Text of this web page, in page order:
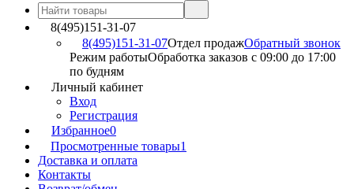
8(495)151-31-07
8(495)151-31-07Отдел продажОбратный звонок
Режим работыОбработка заказов с 09:00 до 17:00
по будням
Личный кабинет
Вход
Регистрация
Избранное0
Просмотренные товары1
Доставка и оплата
Контакты